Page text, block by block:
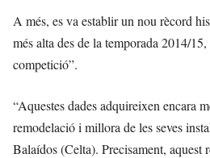
A més, es va establir un nou rècord
més alta des de la temporada 2014/
competició”.
“Aquestes dades adquireixen encara
remodelació i millora de les seves
Balaídos (Celta). Precisament, aquest